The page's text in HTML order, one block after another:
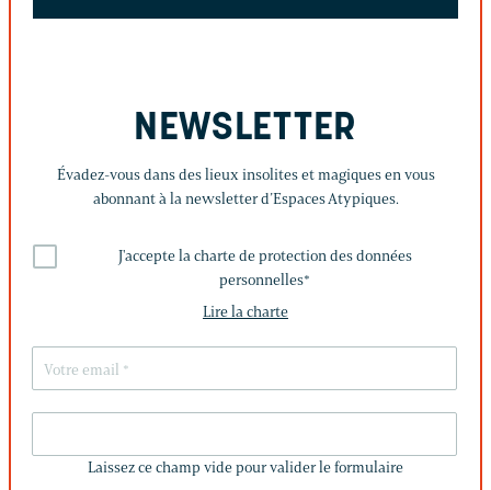
NEWSLETTER
Évadez-vous dans des lieux insolites et magiques en vous
abonnant à la newsletter d’Espaces Atypiques.
J'accepte la charte de protection des données
personnelles*
Lire la charte
CHAMP
Laissez ce champ vide pour valider le formulaire